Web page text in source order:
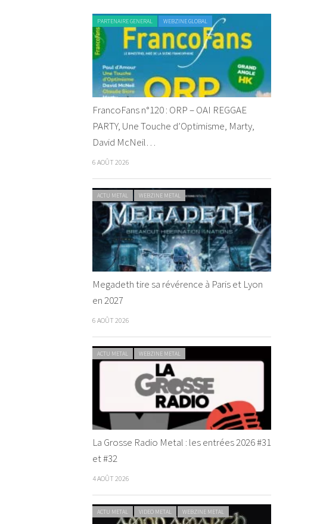
PARTENAIRE GENERAL WEBZINE GLOBAL
FrancoFans n°120 : ORP – OAI REGGAE
PARTY, Une Touche d’Optimisme, Marty,
David McNeil…
6 AOÛT 2026
ACTU METAL WEBZINE METAL
Megadeth tire sa révérence à Paris et Lyon
en 2027
6 AOÛT 2026
ACTU METAL WEBZINE METAL
La Grosse Radio Metal : les entrées 2026 #31
et #32
4 AOÛT 2026
ACTU METAL VIDEO METAL WEBZINE METAL